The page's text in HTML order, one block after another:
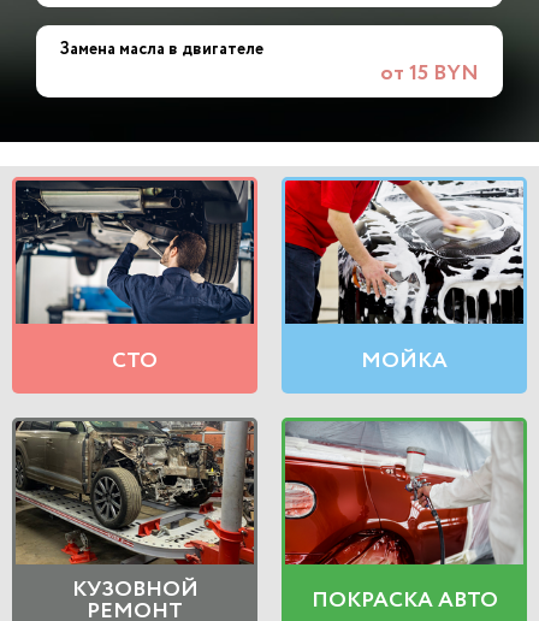
Замена масла в двигателе
от 15 BYN
СТО МОЙКА
КУЗОВНОЙ
РЕМОНТ ПОКРАСКА АВТО